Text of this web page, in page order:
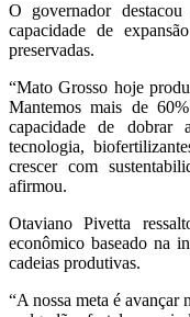
O governador
capacidade de
preservadas.
“Mato Grosso hoje
Mantemos mais de
capacidade de dobrar
tecnologia,
crescer com
afirmou.
Otaviano Pivetta
econômico baseado na
cadeias produtivas.
“A nossa meta é avançar